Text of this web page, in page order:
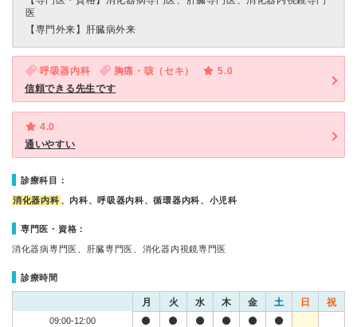
医
【専門外来】 肝臓病外来
呼吸器内科 胸痛・咳（セキ）
5.0
信頼できる先生です
4.0
通いやすい
診療科目：
消化器内科 、内科、呼吸器内科、循環器内科、小児科
専門医・資格：
消化器病専門医、肝臓専門医、消化器内視鏡専門医
診療時間
月 火 水 木 金 土 日 祝
09:00-12:00